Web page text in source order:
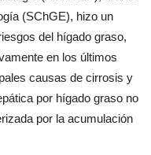
(SChGE), hizo un
del hígado graso,
en los últimos
causas de cirrosis y
por hígado graso no
por la acumulación